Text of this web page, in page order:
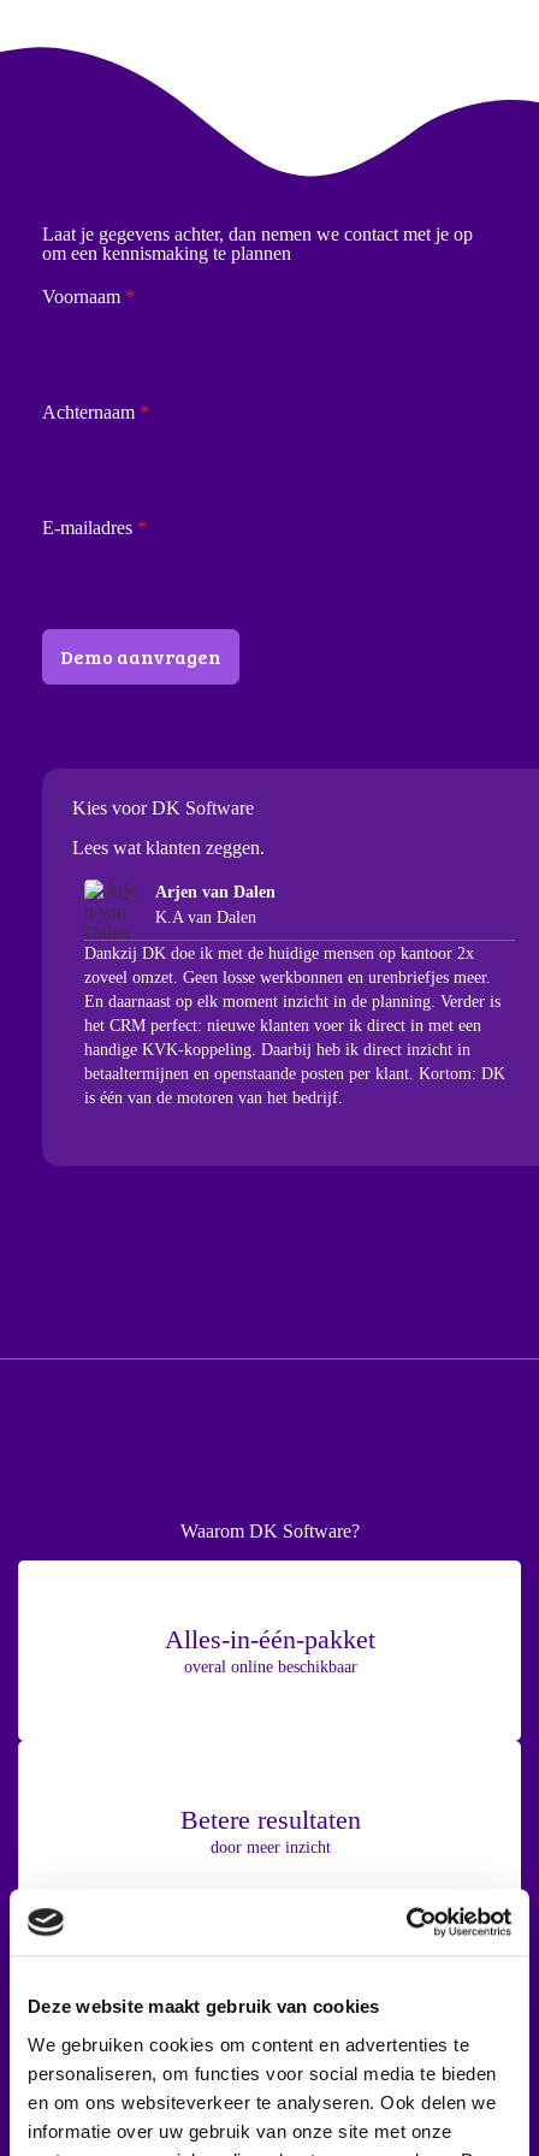
Deze website maakt gebruik van cookies
We gebruiken cookies om content en advertenties te
personaliseren, om functies voor social media te bieden
en om ons websiteverkeer te analyseren. Ook delen we
informatie over uw gebruik van onze site met onze
Laat je gegevens achter, dan nemen we contact met je op
om een kennismaking te plannen
Voornaam *
Achternaam *
E-mailadres *
Demo aanvragen
Kies voor DK Software
Lees wat klanten zeggen.
Arjen van Dalen
K.A van Dalen
Dankzij DK doe ik met de huidige mensen op kantoor 2x
zoveel omzet. Geen losse werkbonnen en urenbriefjes meer.
En daarnaast op elk moment inzicht in de planning. Verder is
het CRM perfect: nieuwe klanten voer ik direct in met een
handige KVK-koppeling. Daarbij heb ik direct inzicht in
betaaltermijnen en openstaande posten per klant. Kortom: DK
is één van de motoren van het bedrijf.
Waarom DK Software?
Alles-in-één-pakket
overal online beschikbaar
Lees meer
Betere resultaten
door meer inzicht
Lees meer
Volledig aanpasbaar